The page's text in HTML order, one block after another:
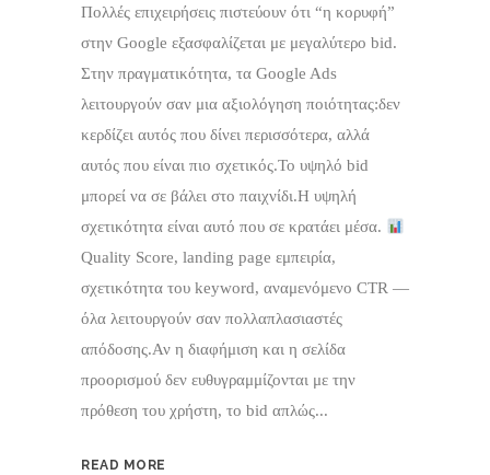
Πολλές επιχειρήσεις πιστεύουν ότι “η κορυφή”
στην Google εξασφαλίζεται με μεγαλύτερο bid.
Στην πραγματικότητα, τα Google Ads
λειτουργούν σαν μια αξιολόγηση ποιότητας:δεν
κερδίζει αυτός που δίνει περισσότερα, αλλά
αυτός που είναι πιο σχετικός.Το υψηλό bid
μπορεί να σε βάλει στο παιχνίδι.Η υψηλή
σχετικότητα είναι αυτό που σε κρατάει μέσα.
Quality Score, landing page εμπειρία,
σχετικότητα του keyword, αναμενόμενο CTR —
όλα λειτουργούν σαν πολλαπλασιαστές
απόδοσης.Αν η διαφήμιση και η σελίδα
προορισμού δεν ευθυγραμμίζονται με την
πρόθεση του χρήστη, το bid απλώς...
READ MORE